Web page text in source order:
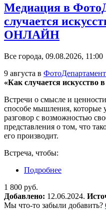
Медиация в
случается
ОНЛАЙН
Все города, 09.08.2026, 11:00
9 августа в
«Как случается искусство
Встречи о смысле и
способе мышления, которые
разговор с возможностью
представления о том, что
его производит.
Встреча, чтобы:
Подробнее
1 800 руб.
Добавлено: 12.06.2024.
Мы что-то забыли добавить?